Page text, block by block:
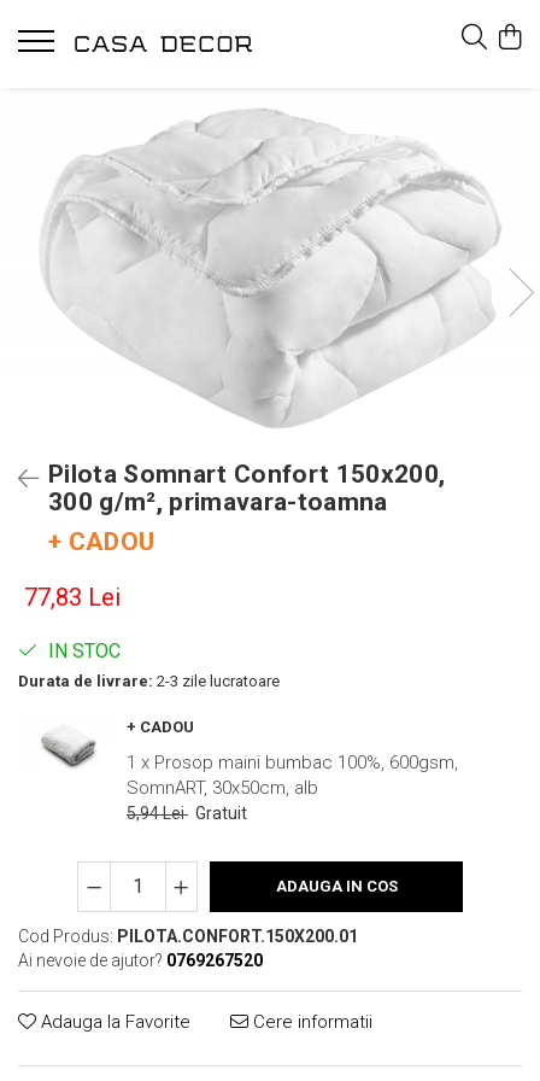
Pilota Somnart Confort 150x200,
300 g/m², primavara-toamna
+ CADOU
77,83 Lei
IN STOC
Durata de livrare: 2-3 zile lucratoare
+ CADOU
1 x Prosop maini bumbac 100%, 600gsm,
SomnART, 30x50cm, alb
5,94 Lei Gratuit
ADAUGA IN COS
Cod Produs: PILOTA.CONFORT.150X200.01
Ai nevoie de ajutor? 0769267520
Adauga la Favorite Cere informatii